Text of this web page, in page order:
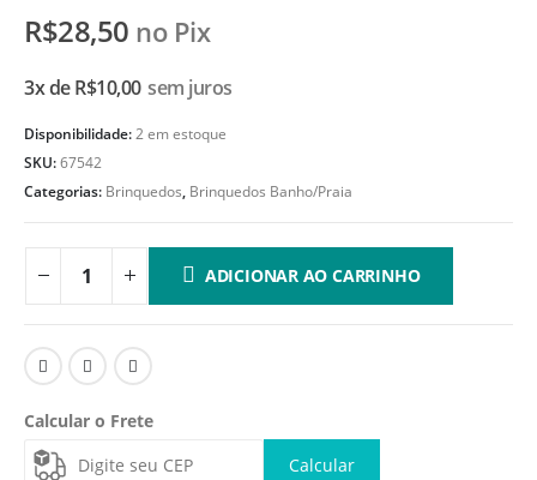
R$28,50 no Pix
3x deR$10,00 sem juros
Disponibilidade:2 em estoque
SKU:67542
Categorias: Brinquedos, Brinquedos Banho/Praia
ADICIONAR AO CARRINHO
Calcular o Frete
Calcular